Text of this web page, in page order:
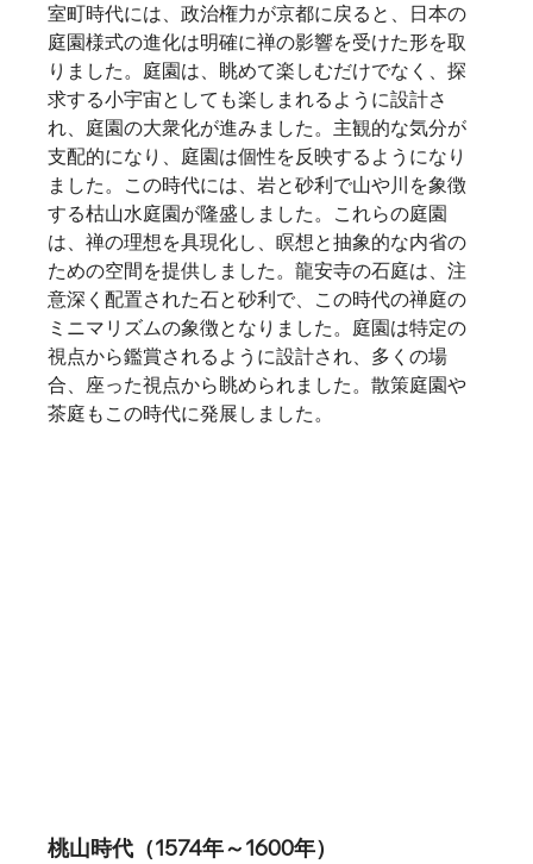
室町時代には、政治権力が京都に戻ると、日本の
庭園様式の進化は明確に禅の影響を受けた形を取
りました。庭園は、眺めて楽しむだけでなく、探
求する小宇宙としても楽しまれるように設計さ
れ、庭園の大衆化が進みました。主観的な気分が
支配的になり、庭園は個性を反映するようになり
ました。この時代には、岩と砂利で山や川を象徴
する枯山水庭園が隆盛しました。これらの庭園
は、禅の理想を具現化し、瞑想と抽象的な内省の
ための空間を提供しました。龍安寺の石庭は、注
意深く配置された石と砂利で、この時代の禅庭の
ミニマリズムの象徴となりました。庭園は特定の
視点から鑑賞されるように設計され、多くの場
合、座った視点から眺められました。散策庭園や
茶庭もこの時代に発展しました。
桃山時代（1574年～1600年）